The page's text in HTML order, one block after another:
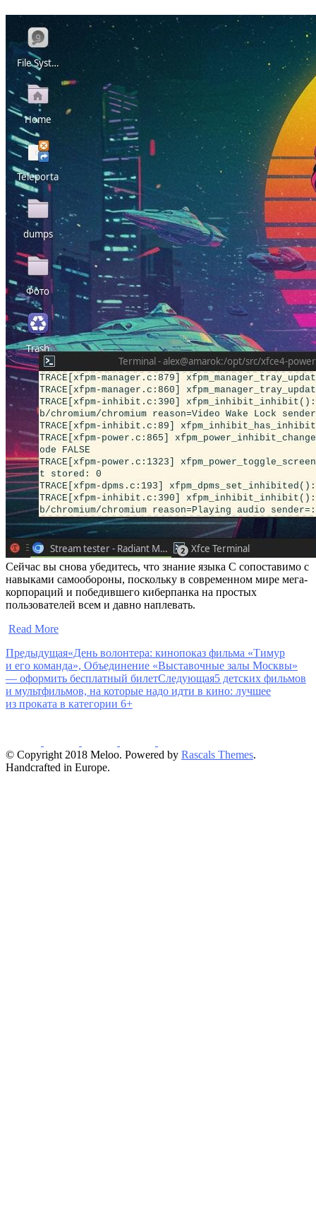
Сейчас вы снова убедитесь, что знание языка С сопоставимо с
навыками самообороны, поскольку в современном мире мега-
корпораций и победившего киберпанка на простых
пользователей всем и давно наплевать.
Read More
Предыдущая«День волонтера: кинопоказ фильма «Тимур
и его команда», Объединение «Выставочные залы Москвы»
— оформить бесплатный билетСледующая5 детских фильмов
и мультфильмов, на которые надо идти в кино: лучшее
из проката в категории 6+
© Copyright 2018 Meloo. Powered by Rascals Themes.
Handcrafted in Europe.